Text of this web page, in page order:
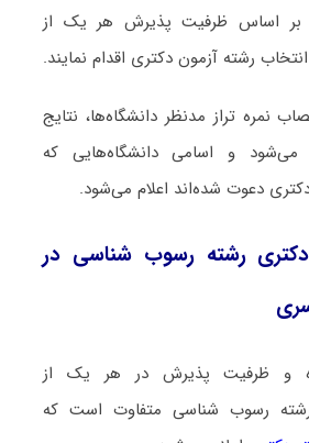
بر اساس ظرفیت پذیرش هر یک از
رشته آزمون دکتری اقدام نمایند.
تراز مدنظر دانشگاه‌ها، نتایج
می‌شود و اسامی دانشگاه‌هایی که
دعوت شده‌اند اعلام می‌شود.
رشته رسوب شناسی در
و ظرفیت پذیرش در هر یک از
رسوب شناسی متفاوت است که